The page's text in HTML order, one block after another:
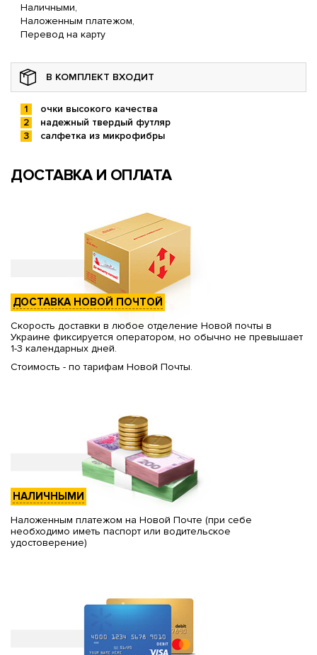
Наличными,
Наложенным платежом,
Перевод на карту
В КОМПЛЕКТ ВХОДИТ
очки высокого качества
надежный твердый футляр
салфетка из микрофибры
ДОСТАВКА И ОПЛАТА
ДОСТАВКА НОВОЙ ПОЧТОЙ
Скорость доставки в любое отделение Новой почты в
Украине фиксируется оператором, но обычно не превышает
1-3 календарных дней.
Стоимость - по тарифам Новой Почты.
НАЛИЧНЫМИ
Наложенным платежом на Новой Почте (при себе
необходимо иметь паспорт или водительское
удостоверение)